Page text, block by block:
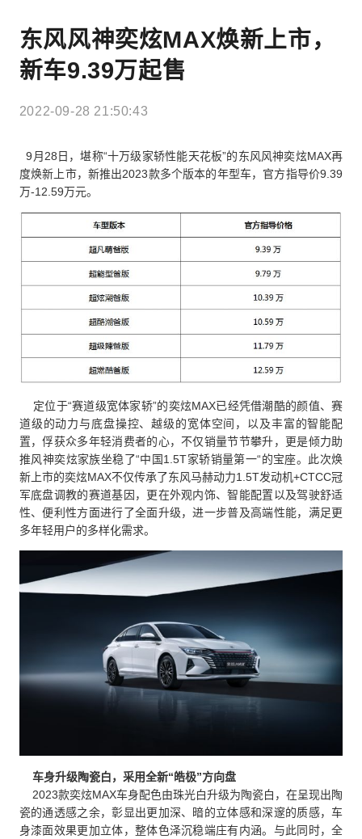
东风风神奕炫MAX焕新上市，
新车9.39万起售
2022-09-28 21:50:43
9月28日，堪称“十万级家轿性能天花板”的东风风神奕炫MAX再
度焕新上市，新推出2023款多个版本的年型车，官方指导价9.39
万-12.59万元。
定位于“赛道级宽体家轿”的奕炫MAX已经凭借潮酷的颜值、赛
道级的动力与底盘操控、越级的宽体空间，以及丰富的智能配
置，俘获众多年轻消费者的心，不仅销量节节攀升，更是倾力助
推风神奕炫家族坐稳了“中国1.5T家轿销量第一“的宝座。此次焕
新上市的奕炫MAX不仅传承了东风马赫动力1.5T发动机+CTCC冠
军底盘调教的赛道基因，更在外观内饰、智能配置以及驾驶舒适
性、便利性方面进行了全面升级，进一步普及高端性能，满足更
多年轻用户的多样化需求。
车身升级陶瓷白，采用全新“皓极”方向盘
2023款奕炫MAX车身配色由珠光白升级为陶瓷白，在呈现出陶
瓷的通透感之余，彰显出更加深、暗的立体感和深邃的质感，车
身漆面效果更加立体，整体色泽沉稳端庄有内涵。与此同时，全